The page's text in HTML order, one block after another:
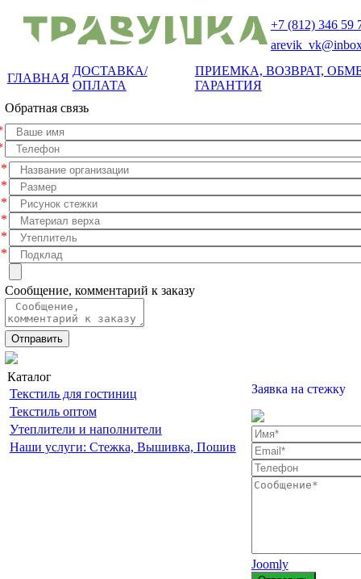
+7 (812)346 59
ГЛАВНАЯ
ДОСТАВКА/
ОПЛАТА
ПРИЕМКА, ВОЗВРАТ,
ГАРАНТИЯ
Обратная связь
*
*
*
*
*
*
Сообщение, комментарий к заказу
Отправить
Каталог
Текстиль для гостиниц
Текстиль оптом
Утеплители и наполнители
Наши услуги: Стежка, Вышивка, Пошив
Заявка на стежку
Joomly